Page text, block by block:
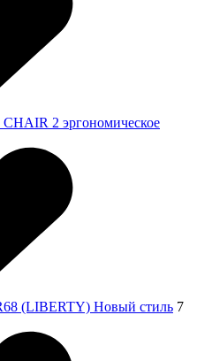
2 эргономическое
(LIBERTY) Новый стиль 7